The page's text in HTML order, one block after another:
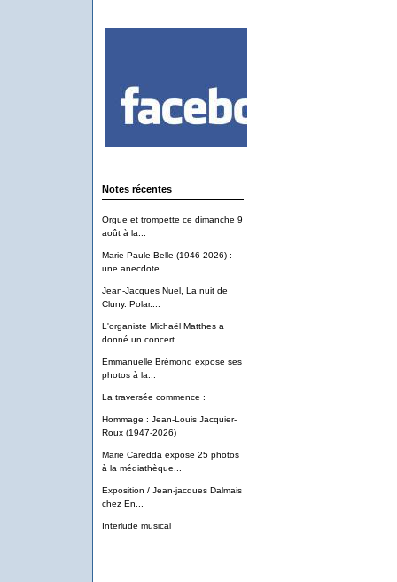
Notes récentes
Orgue et trompette ce dimanche 9
août à la...
Marie-Paule Belle (1946-2026) :
une anecdote
Jean-Jacques Nuel, La nuit de
Cluny. Polar....
L'organiste Michaël Matthes a
donné un concert...
Emmanuelle Brémond expose ses
photos à la...
La traversée commence :
Hommage : Jean-Louis Jacquier-
Roux (1947-2026)
Marie Caredda expose 25 photos
à la médiathèque...
Exposition / Jean-jacques Dalmais
chez En...
Interlude musical